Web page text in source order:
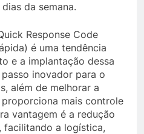
da semana.
Response Code
é uma tendência
e a implantação dessa
inovador para o
além de melhorar a
mais controle
vantagem é a redução
facilitando a logística,